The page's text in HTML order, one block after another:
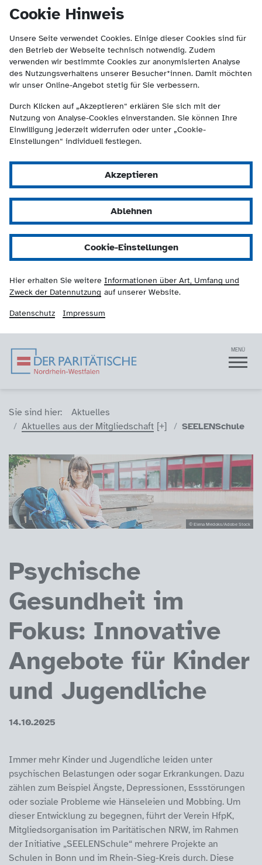
Cookie Hinweis
Unsere Seite verwendet Cookies. Einige dieser Cookies sind für
den Betrieb der Webseite technisch notwendig. Zudem
verwenden wir bestimmte Cookies zur anonymisierten Analyse
des Nutzungsverhaltens unserer Besucher*innen. Damit möchten
wir unser Online-Angebot stetig für Sie verbessern.
Durch Klicken auf „Akzeptieren“ erklären Sie sich mit der
Nutzung von Analyse-Cookies einverstanden. Sie können Ihre
Einwilligung jederzeit widerrufen oder unter „Cookie-
Einstellungen“ individuell festlegen.
Akzeptieren
Ablehnen
Cookie-Einstellungen
Hier erhalten Sie weitere Informationen über Art, Umfang und
Zweck der Datennutzung auf unserer Website.
Datenschutz Impressum
Der Paritätische NRW
springen
(Kontakt und Suche) springen.
Navigation MENÜ
Sie sind hier (Breadcrumb)
Sie sind hier:
Aktuelles
Aktuelles aus der Mitgliedschaft
SEELENSchule
© Elena Medoks/Adobe Stock
Psychische
Gesundheit im
Fokus: Innovative
Angebote für Kinder
und Jugendliche
14.10.2025
Immer mehr Kinder und Jugendliche leiden unter
psychischen Belastungen oder sogar Erkrankungen. Dazu
zählen zum Beispiel Ängste, Depressionen, Essstörungen
oder soziale Probleme wie Hänseleien und Mobbing. Um
dieser Entwicklung zu begegnen, führt der Verein HfpK,
Mitgliedsorganisation im Paritätischen NRW, im Rahmen
der Initiative „SEELENSchule“ mehrere Projekte an
Schulen in Bonn und im Rhein-Sieg-Kreis durch. Diese